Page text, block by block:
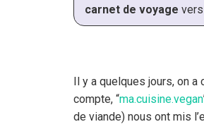
carnet de voyage
Il y a quelques jours, on
compte, “ma.cuisine.vegan
de viande) nous ont mis